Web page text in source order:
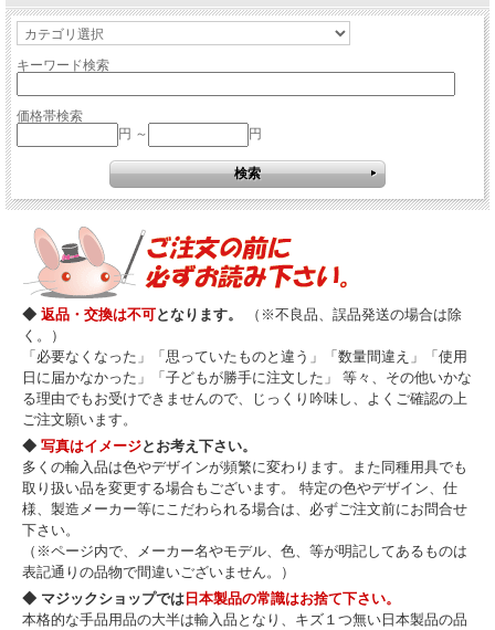
キーワード検索
価格帯検索
円 ～
円
◆ 返品・交換は不可となります。
（※不良品、誤品発送の場合は除
く。）
「必要なくなった」「思っていたものと違う」「数量間違え」「使用
日に届かなかった」「子どもが勝手に注文した」 等々、その他いかな
る理由でもお受けできませんので、じっくり吟味し、よくご確認の上
ご注文願います。
◆ 写真はイメージとお考え下さい。
多くの輸入品は色やデザインが頻繁に変わります。また同種用具でも
取り扱い品を変更する場合もございます。 特定の色やデザイン、仕
様、製造メーカー等にこだわられる場合は、必ずご注文前にお問合せ
下さい。
（※ページ内で、メーカー名やモデル、色、等が明記してあるものは
表記通りの品物で間違いございません。）
◆ マジックショップでは 日本製品の常識はお捨て下さい。
本格的な手品用品の大半は輸入品となり、キズ１つ無い日本製品の品